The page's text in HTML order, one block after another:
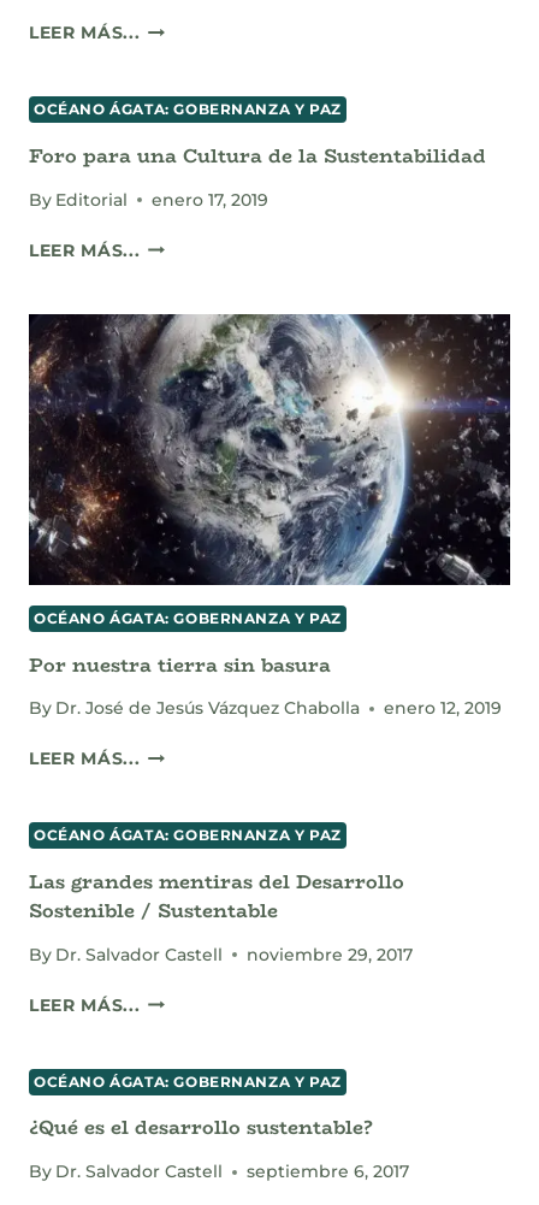
LEER MÁS... ASÍ
TEORÍA
ENDOSIMBIONTE
DE
ALEXANDER/SAGAN/MARGULIS.
OCÉANO ÁGATA: GOBERNANZA Y PAZ
Foro para una Cultura de la Sustentabilidad
By Editorial enero 17, 2019
LEER MÁS... FORO
CULTURA
DE
LA
SUSTENTABILIDAD
OCÉANO ÁGATA: GOBERNANZA Y PAZ
Por nuestra tierra sin basura
By Dr. José de Jesús Vázquez Chabolla enero 12, 2019
LEER MÁS... POR
SIN
BASURA
OCÉANO ÁGATA: GOBERNANZA Y PAZ
Las grandes mentiras del Desarrollo
Sostenible / Sustentable
By Dr. Salvador Castell noviembre 29, 2017
LEER MÁS... LAS
DEL
DESARROLLO
SOSTENIBLE
SUSTENTABLE
OCÉANO ÁGATA: GOBERNANZA Y PAZ
¿Qué es el desarrollo sustentable?
By Dr. Salvador Castell septiembre 6, 2017